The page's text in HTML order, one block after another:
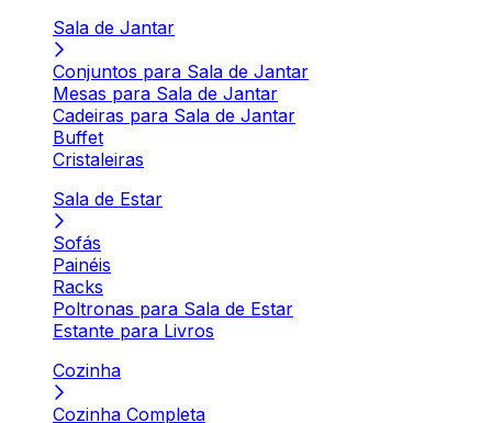
Sala de Jantar
Conjuntos para Sala de Jantar
Mesas para Sala de Jantar
Cadeiras para Sala de Jantar
Buffet
Cristaleiras
Sala de Estar
Sofás
Painéis
Racks
Poltronas para Sala de Estar
Estante para Livros
Cozinha
Cozinha Completa